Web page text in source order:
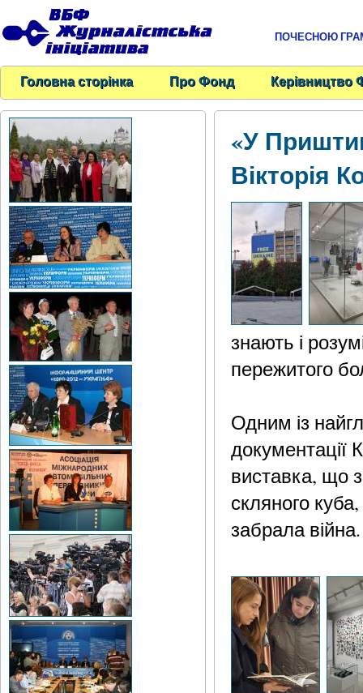
ПОЧЕСНОЮ
Головна сторінка Про Фонд Керівництво
«У
Вікторія
знають і
пережитого
Одним із
документації
виставка, що
скляного
забрала війна.